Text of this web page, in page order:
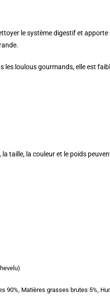
le système digestif et
les loulous gourmands, elle est
taille, la couleur et le poids
90%, Matières grasses brutes 5%,